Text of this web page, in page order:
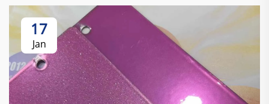
17
Jan